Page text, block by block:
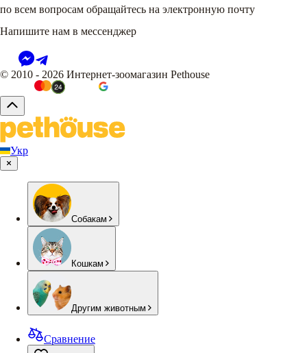
по всем вопросам обращайтесь на электронную почту
Напишите нам в мессенджер
© 2010 - 2026 Интернет-зоомагазин Pethouse
Укр
Собакам
Кошкам
Другим животным
Сравнение